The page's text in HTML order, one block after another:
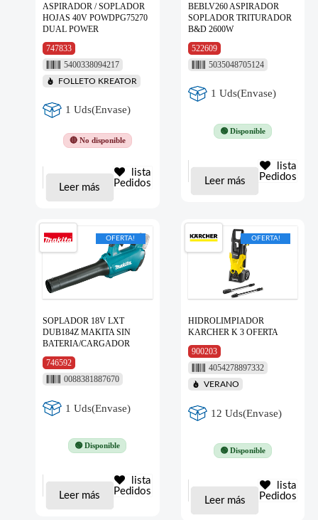
ASPIRADOR / SOPLADOR
HOJAS 40V POWDPG75270
DUAL POWER
747833
5400338094217
FOLLETO KREATOR
1 Uds(Envase)
🔴 No disponible
Leer más
lista
Pedidos
BEBLV260 ASPIRADOR
SOPLADOR TRITURADOR
B&D 2600W
522609
5035048705124
1 Uds(Envase)
🟢 Disponible
Leer más
lista
Pedidos
OFERTA!
SOPLADOR 18V LXT
DUB184Z MAKITA SIN
BATERIA/CARGADOR
746592
0088381887670
1 Uds(Envase)
🟢 Disponible
Leer más
lista
Pedidos
OFERTA!
HIDROLIMPIADOR
KARCHER K 3 OFERTA
900203
4054278897332
VERANO
12 Uds(Envase)
🟢 Disponible
Leer más
lista
Pedidos